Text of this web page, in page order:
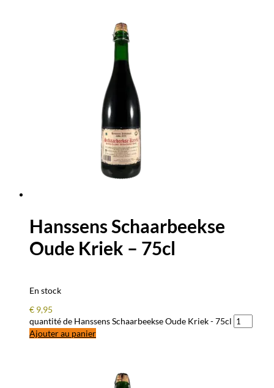
Hanssens Schaarbeekse
Oude Kriek – 75cl
En stock
€ 9,95
quantité de Hanssens Schaarbeekse Oude Kriek - 75cl
Ajouter au panier